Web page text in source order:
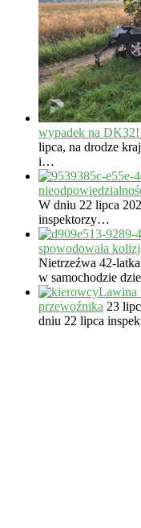
wypadek na
lipca, na drodze
i…
W dniu 22 lipca
inspektorzy…
spowodowała
Nietrzeźwa 42-
w samochodzie
Lawina
przewoźnika 23
dniu 22 lipca